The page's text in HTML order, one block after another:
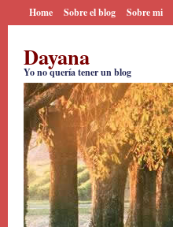
Home Sobre el blog Sobre mi
Dayana
Yo no quería tener un blog